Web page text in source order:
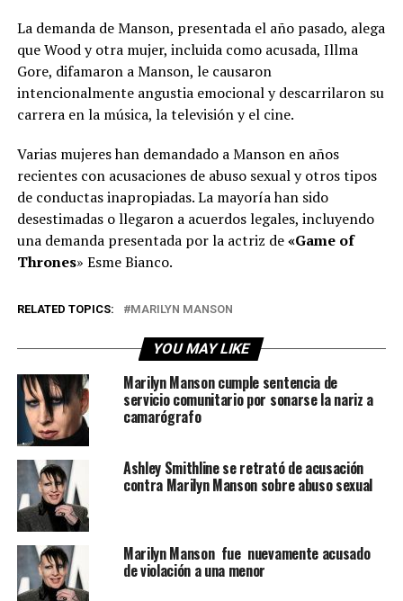
La demanda de Manson, presentada el año pasado, alega
que Wood y otra mujer, incluida como acusada, Illma
Gore, difamaron a Manson, le causaron
intencionalmente angustia emocional y descarrilaron su
carrera en la música, la televisión y el cine.
Varias mujeres han demandado a Manson en años
recientes con acusaciones de abuso sexual y otros tipos
de conductas inapropiadas. La mayoría han sido
desestimadas o llegaron a acuerdos legales, incluyendo
una demanda presentada por la actriz de«Game of
Thrones» Esme Bianco.
RELATED TOPICS: MARILYN MANSON
YOU MAY LIKE
Marilyn Manson cumple sentencia de
servicio comunitario por sonarse la nariz a
camarógrafo
Ashley Smithline se retrató de acusación
contra Marilyn Manson sobre abuso sexual
Marilyn Manson fue nuevamente acusado
de violación a una menor